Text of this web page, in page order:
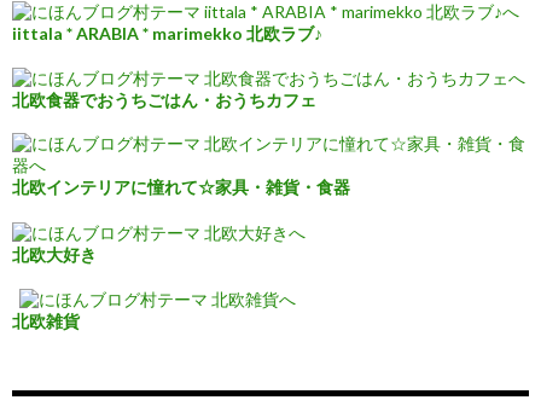
iittala * ARABIA * marimekko 北欧ラブ♪
北欧食器でおうちごはん・おうちカフェ
北欧インテリアに憧れて☆家具・雑貨・食器
北欧大好き
北欧雑貨